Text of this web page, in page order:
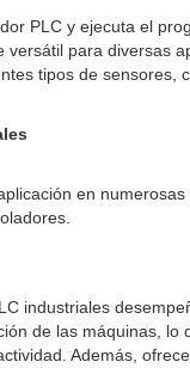
PLC y ejecuta el
para diversas
tipos de
en
industriales
de las máquinas,
Además,